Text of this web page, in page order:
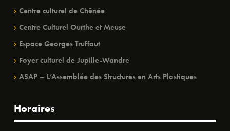
Centre culturel de Chênée
Centre Culturel Ourthe et Meuse
Espace Georges Truffaut
Foyer culturel de Jupille-Wandre
ASAP – L’Assemblée des Structures en Arts Plastiques
Horaires